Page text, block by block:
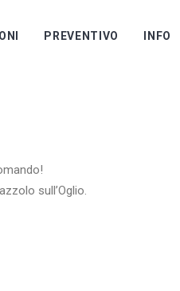
PREVENTIVO INFO
sull’Oglio.